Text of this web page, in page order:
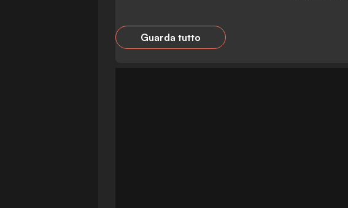
Guarda tutto